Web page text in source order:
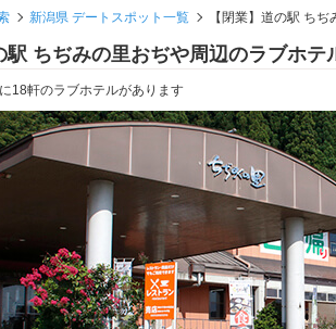
新潟県 デートスポット一覧 【閉業】道の駅 ち
駅 ちぢみの里おぢや周辺のラブホテ
18軒のラブホテルがあります